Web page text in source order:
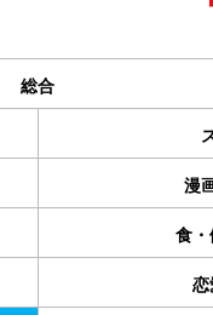
総合
漫
食